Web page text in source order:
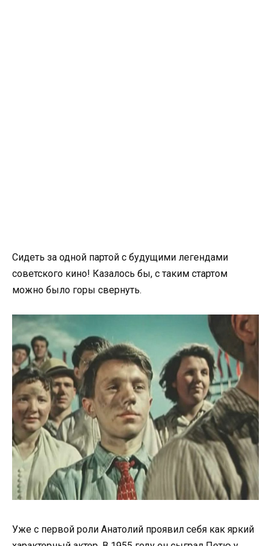
Сидеть за одной партой с будущими легендами
советского кино! Казалось бы, с таким стартом
можно было горы свернуть.
Уже с первой роли Анатолий проявил себя как яркий